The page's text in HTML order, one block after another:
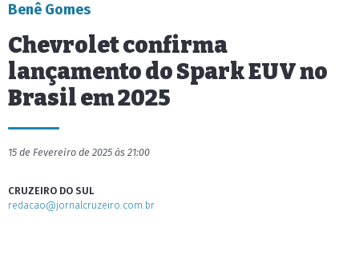
Benê Gomes
Chevrolet confirma
lançamento do Spark EUV no
Brasil em 2025
15 de Fevereiro de 2025 às 21:00
CRUZEIRO DO SUL
redacao@jornalcruzeiro.com.br